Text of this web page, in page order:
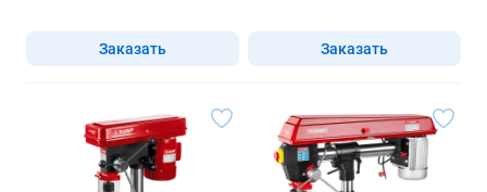
Заказать Заказать